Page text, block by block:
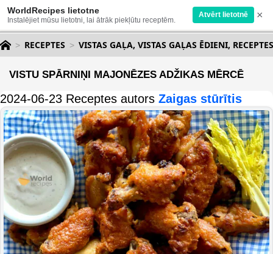
WorldRecipes lietotne
Instalējiet mūsu lietotni, lai ātrāk piekļūtu receptēm.
Atvērt lietotnē ×
RECEPTES VISTAS GAĻA, VISTAS GAĻAS ĒDIENI, RECEPTES
VISTU SPĀRNIŅI MAJONĒZES ADŽIKAS MĒRCĒ
2024-06-23 Receptes autors Zaigas stūrītis